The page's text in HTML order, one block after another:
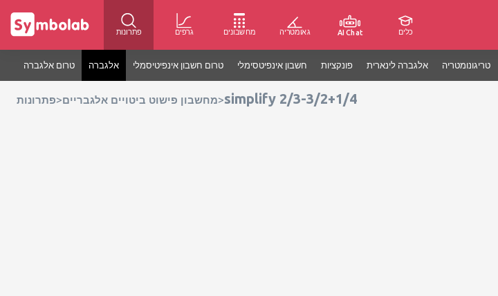
פתרונות גרפים מחשבונים גאומטריה AI Chat כלים
טרום אלגברה אלגברה טרום חשבון אינפיטיסמלי חשבון אינפיטסימלי פונקציות אלגברה לינארית טריגונומטריה
פתרונות>מחשבון פישוט ביטויים אלגבריים>simplify 2/3-3/2+1/4